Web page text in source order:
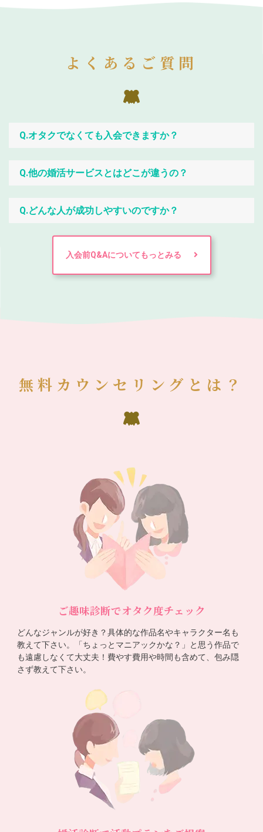
よくあるご質問
Q.オタクでなくても入会できますか？
Q.他の婚活サービスとはどこが違うの？
Q.どんな人が成功しやすいのですか？
入会前Q&Aについてもっとみる
無料カウンセリングとは？
ご趣味診断でオタク度チェック
どんなジャンルが好き？具体的な作品名やキャラクター名も
教えて下さい。「ちょっとマニアックかな？」と思う作品で
も遠慮しなくて大丈夫！費やす費用や時間も含めて、包み隠
さず教えて下さい。